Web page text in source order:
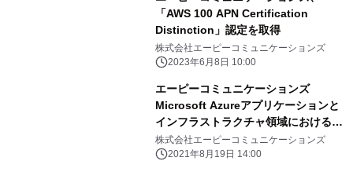
「AWS 100 APN Certification
Distinction」認定を取得
株式会社エーピーコミュニケーションズ
2023年6月8日 10:00
エーピーコミュニケーションズ
Microsoft Azureアプリケーションと
インフラストラクチャ領域における
「Gold DevOpsコンピテンシー」を
取得
株式会社エーピーコミュニケーションズ
2021年8月19日 14:00